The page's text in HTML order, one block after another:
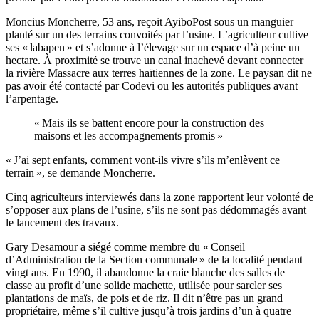
Moncius Moncherre, 53 ans, reçoit AyiboPost sous un manguier
planté sur un des terrains convoités par l’usine. L’agriculteur cultive
ses « labapen » et s’adonne à l’élevage sur un espace d’à peine un
hectare. À proximité se trouve un canal inachevé devant connecter
la rivière Massacre aux terres haïtiennes de la zone. Le paysan dit ne
pas avoir été contacté par Codevi ou les autorités publiques avant
l’arpentage.
« Mais ils se battent encore pour la construction des
maisons et les accompagnements promis »
« J’ai sept enfants, comment vont-ils vivre s’ils m’enlèvent ce
terrain », se demande Moncherre.
Cinq agriculteurs interviewés dans la zone rapportent leur volonté de
s’opposer aux plans de l’usine, s’ils ne sont pas dédommagés avant
le lancement des travaux.
Gary Desamour a siégé comme membre du « Conseil
d’Administration de la Section communale » de la localité pendant
vingt ans. En 1990, il abandonne la craie blanche des salles de
classe au profit d’une solide machette, utilisée pour sarcler ses
plantations de maïs, de pois et de riz. Il dit n’être pas un grand
propriétaire, même s’il cultive jusqu’à trois jardins d’un à quatre